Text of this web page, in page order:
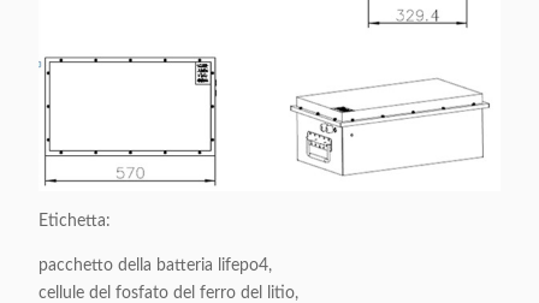
Etichetta:
pacchetto della batteria lifepo4,
cellule del fosfato del ferro del litio,